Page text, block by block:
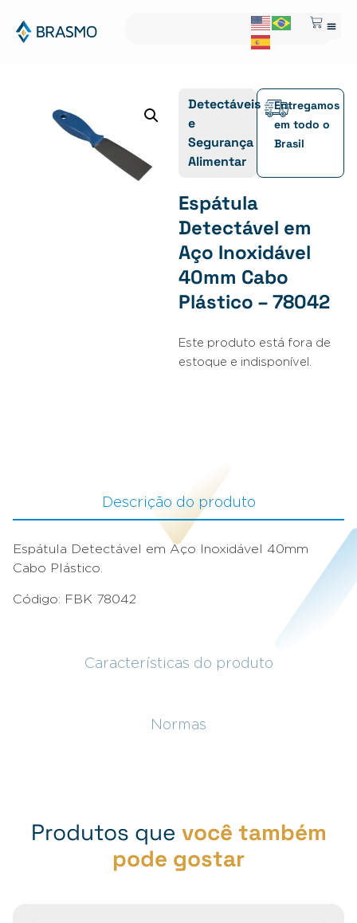
Detectáveis
e
Segurança
Alimentar
Entregamos
em todo o
Brasil
Espátula
Detectável em
Aço Inoxidável
40mm Cabo
Plástico – 78042
Este produto está fora de
estoque e indisponível.
Descrição do produto
Características do produto
Normas
Espátula Detectável em Aço Inoxidável 40mm
Cabo Plástico.
Código: FBK 78042
Produtos que você também
pode gostar